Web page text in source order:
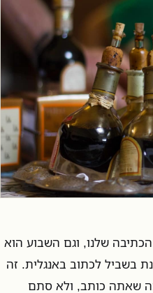
שלנו, וגם השבוע הוא
בשביל לכתוב באנגלית. זה
שאתה כותב, ולא סתם